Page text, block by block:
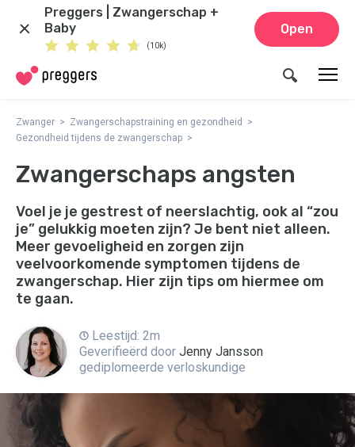
Preggers | Zwangerschap +
Baby
(10k)
Open
Zwanger
Zwangerschapstraining en gezondheid
Gezondheid tijdens de zwangerschap
Zwangerschaps angsten
Voel je je gestrest of neerslachtig, ook al “zou
je” gelukkig moeten zijn? Je bent niet alleen.
Meer gevoeligheid en zorgen zijn
veelvoorkomende symptomen tijdens de
zwangerschap. Hier zijn tips om hiermee om
te gaan.
Leestijd: 2m
Geverifieërd door Jenny Jansson
gediplomeerde verloskundige